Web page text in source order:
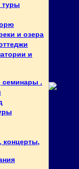
туры
и озера
и
семинары .
концерты,